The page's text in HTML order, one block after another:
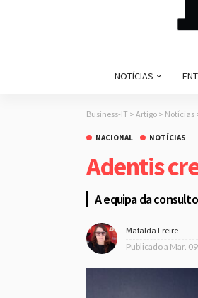
NOTÍCIAS
Business-IT > Artigo > Notícias
NACIONAL NOTÍCIAS
Adentis
A equipa da
Mafalda Freire
Publicado a Mar.